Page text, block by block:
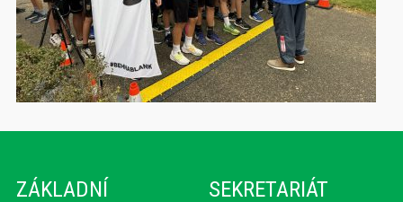
ZÁKLADNÍ
SEKRETARIÁT